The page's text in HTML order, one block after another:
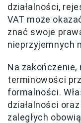
działalności,
VAT może
znać swoje
nieprzyjemnych
Na
terminowości
formalności.
działalności
zaległych